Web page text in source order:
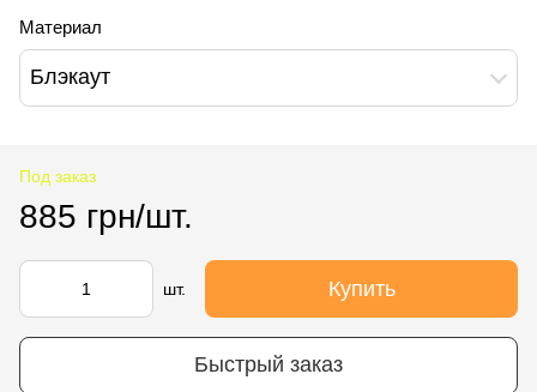
Материал
Блэкаут
Под заказ
885 грн/шт.
шт. Купить
Быстрый заказ